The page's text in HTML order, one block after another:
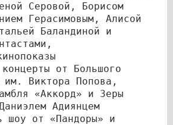
Серовой, Борисом
Герасимовым, Алисой
Баландиной и
от Большого
им. Виктора Попова,
«Аккорд» и Зеры
Адиянцем
шоу от «Пандоры» и